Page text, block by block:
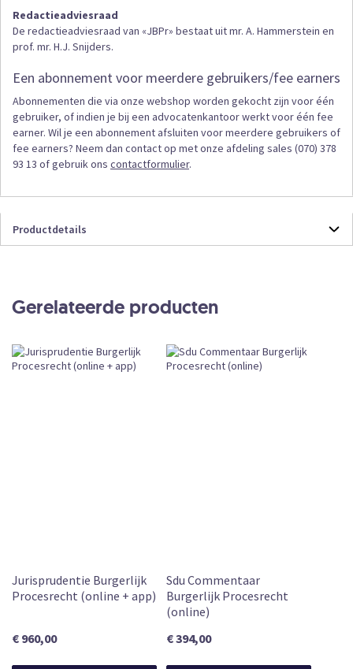
Redactieadviesraad
De redactieadviesraad van «JBPr» bestaat uit mr. A. Hammerstein en
prof. mr. H.J. Snijders.
Een abonnement voor meerdere gebruikers/fee earners
Abonnementen die via onze webshop worden gekocht zijn voor één
gebruiker, of indien je bij een advocatenkantoor werkt voor één fee
earner. Wil je een abonnement afsluiten voor meerdere gebruikers of
fee earners? Neem dan contact op met onze afdeling sales (070) 378
93 13 of gebruik ons contactformulier.
Productdetails
Abonnement
Subscription
Leverbaar
Gerelateerde producten
Jurisprudentie Burgerlijk
Procesrecht (online + app)
€ 960,00
Sdu Commentaar
Burgerlijk Procesrecht
(online)
€ 394,00